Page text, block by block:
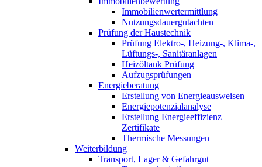
Immobilienwertermittlung
Nutzungsdauergutachten
Prüfung der Haustechnik
Prüfung Elektro-, Heizung-, Klima-,
Lüftungs-, Sanitäranlagen
Heizöltank Prüfung
Aufzugsprüfungen
Energieberatung
Erstellung von Energieausweisen
Energiepotenzialanalyse
Erstellung Energieeffizienz
Zertifikate
Thermische Messungen
Weiterbildung
Transport, Lager & Gefahrgut